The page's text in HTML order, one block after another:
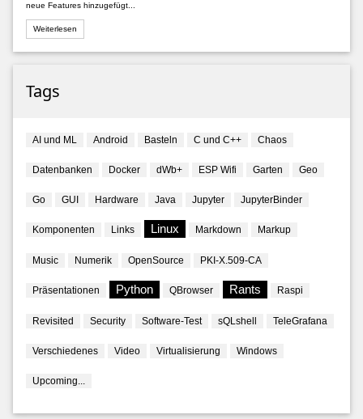
neue Features hinzugefügt...
Weiterlesen
Tags
AI und ML Android Basteln C und C++ Chaos
Datenbanken Docker dWb+ ESP Wifi Garten Geo
Go GUI Hardware Java Jupyter JupyterBinder
Komponenten Links Linux Markdown Markup
Music Numerik OpenSource PKI-X.509-CA
Präsentationen Python QBrowser Rants Raspi
Revisited Security Software-Test sQLshell TeleGrafana
Verschiedenes Video Virtualisierung Windows
Upcoming...